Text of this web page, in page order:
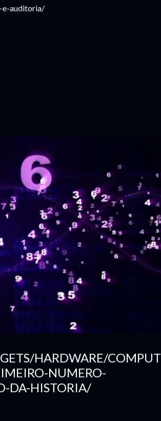
e-auditoria/
HARDWARE/COMPUT
NUMERO-
DA-HISTORIA/